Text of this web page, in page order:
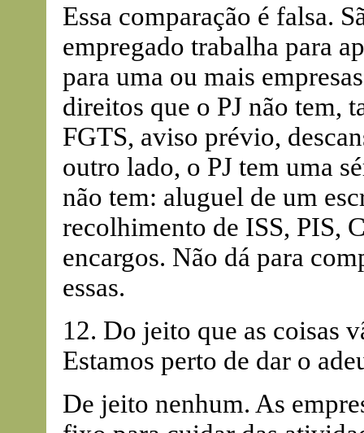
Essa comparação é falsa.
empregado trabalha para
para uma ou mais
direitos que o PJ não tem,
FGTS, aviso prévio,
outro lado, o PJ tem uma
não tem: aluguel de um
recolhimento de ISS, PIS,
encargos. Não dá para
essas.
12. Do jeito que as coisas
Estamos perto de dar o
De jeito nenhum. As